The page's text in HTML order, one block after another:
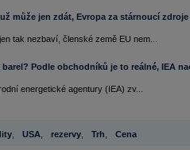
může jen zdát, Evropa za stárnoucí
tak nezbaví, členské země EU nem...
barel? Podle obchodníků je to reálné, IEA
energetické agentury (IEA) zv...
, USA rezervy, Trh Cena